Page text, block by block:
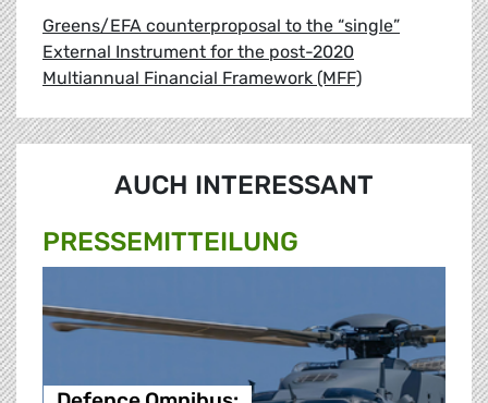
Greens/EFA counterproposal to the “single”
External Instrument for the post-2020
Multiannual Financial Framework (MFF)
AUCH INTERESSANT
PRESSE­MITTEILUNG